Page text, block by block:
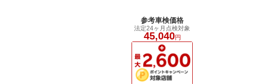
参考車検価格
法定24ヶ月点検対象
45,040円